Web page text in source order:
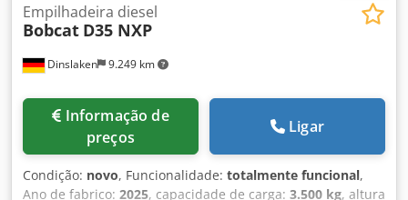
Dinslaken 9.249 km
Empilhadeira diesel
Bobcat D35 NXP
preços
Ligar
Condição: novo, Funcionalidade: totalmente funcional,
Ano de fabrico: 2025, capacidade de carga: 3.500 kg, altura